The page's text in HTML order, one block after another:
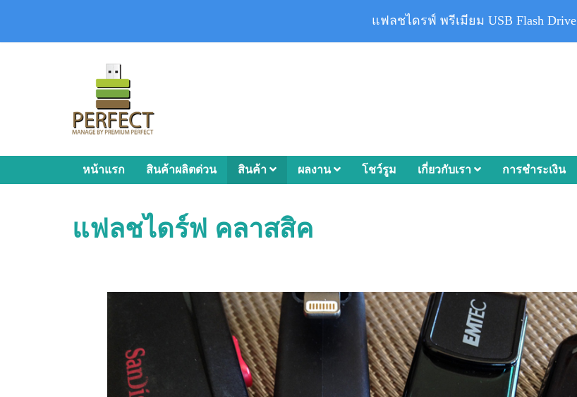
หน้าแรก สินค้าผลิตด่วน สินค้า ผลงาน โชว์รูม เกี่ยวกับเรา การชำระเงิน
แฟลชไดร์ฟ คลาสสิค
แฟลชไดรฟ์ พรีเมียม USB Flash Drive